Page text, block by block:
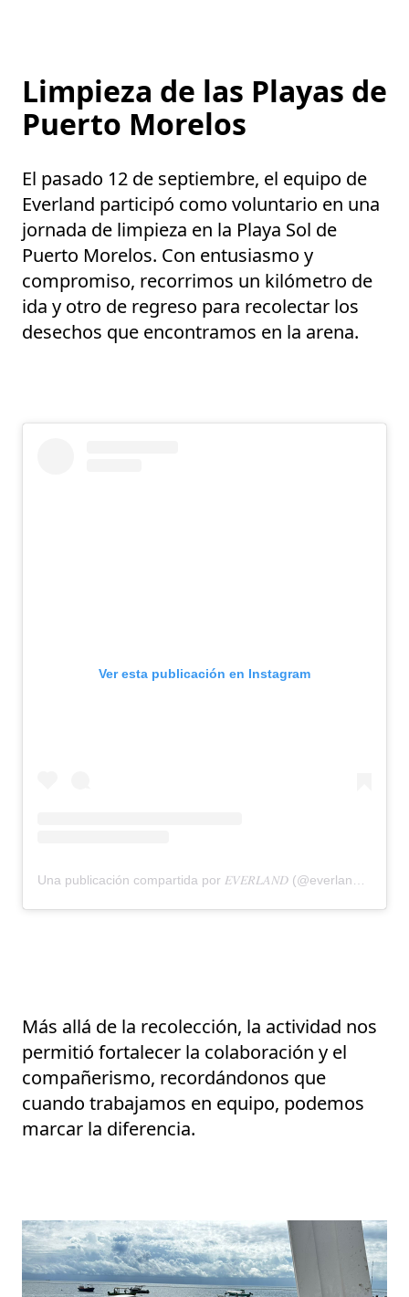
Limpieza de las Playas de
Puerto Morelos
El pasado 12 de septiembre, el equipo de
Everland participó como voluntario en una
jornada de limpieza en la Playa Sol de
Puerto Morelos. Con entusiasmo y
compromiso, recorrimos un kilómetro de
ida y otro de regreso para recolectar los
desechos que encontramos en la arena.
Ver esta publicación en Instagram
Más allá de la recolección, la actividad nos
permitió fortalecer la colaboración y el
compañerismo, recordándonos que
cuando trabajamos en equipo, podemos
marcar la diferencia.